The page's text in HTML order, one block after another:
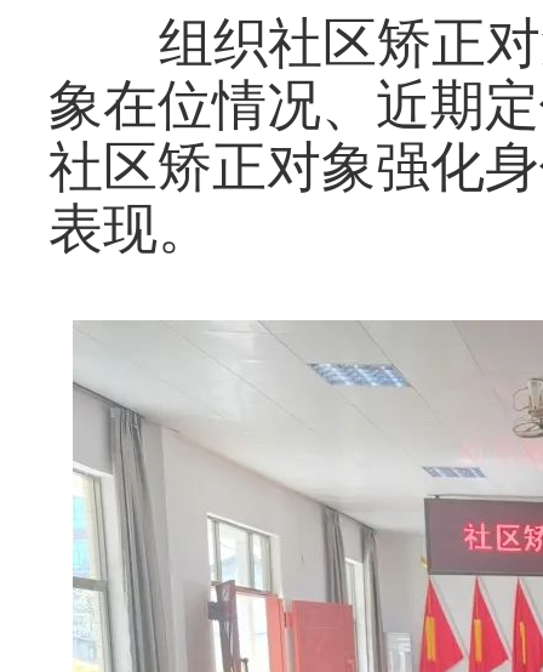
组织社区矫正
象在位情况、近期
社区矫正对象强化
表现。